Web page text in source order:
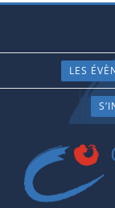
Passer
contenu
LES